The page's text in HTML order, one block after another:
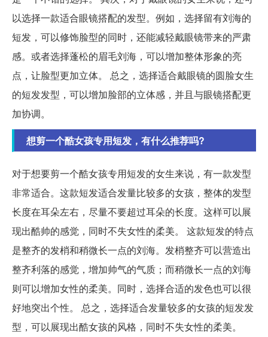
以选择一款适合眼镜搭配的发型。例如，选择留有刘海的
短发，可以修饰脸型的同时，还能减轻戴眼镜带来的严肃
感。或者选择蓬松的眉毛刘海，可以增加整体形象的亮
点，让脸型更加立体。 总之，选择适合戴眼镜的圆脸女生
的短发发型，可以增加脸部的立体感，并且与眼镜搭配更
加协调。
想剪一个酷女孩专用短发，有什么推荐吗?
对于想要剪一个酷女孩专用短发的女生来说，有一款发型
非常适合。这款短发适合发量比较多的女孩，整体的发型
长度在耳朵左右，尽量不要超过耳朵的长度。这样可以展
现出酷帅的感觉，同时不失女性的柔美。 这款短发的特点
是整齐的发梢和稍微长一点的刘海。发梢整齐可以营造出
整齐利落的感觉，增加帅气的气质；而稍微长一点的刘海
则可以增加女性的柔美。同时，选择合适的发色也可以很
好地突出个性。 总之，选择适合发量较多的女孩的短发发
型，可以展现出酷女孩的风格，同时不失女性的柔美。